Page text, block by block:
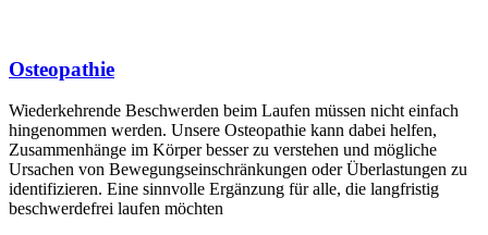
Osteopathie
Wiederkehrende Beschwerden beim Laufen müssen nicht einfach
hingenommen werden. Unsere Osteopathie kann dabei helfen,
Zusammenhänge im Körper besser zu verstehen und mögliche
Ursachen von Bewegungseinschränkungen oder Überlastungen zu
identifizieren. Eine sinnvolle Ergänzung für alle, die langfristig
beschwerdefrei laufen möchten